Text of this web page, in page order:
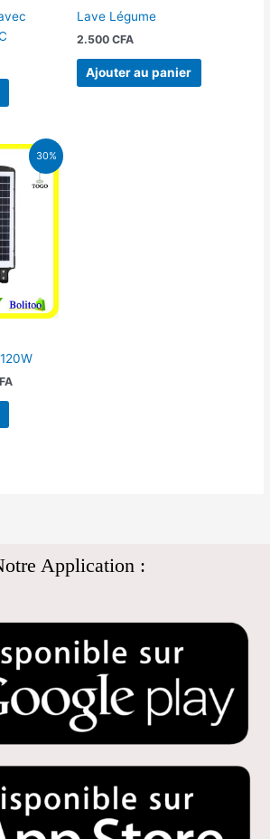
Lave Légume
2.500 CFA
Ajouter au panier
30%
Le
prix
actuel
est :
35.000 CFA.
Application :